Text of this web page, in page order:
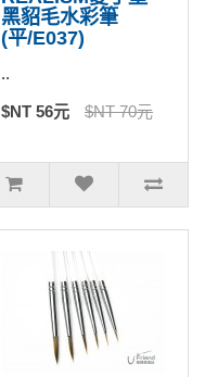
黑貂毛水彩筆
(平/E037)
..
$NT 56元 $NT 70元